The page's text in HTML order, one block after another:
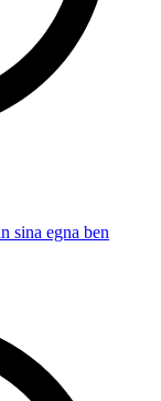
sina egna ben